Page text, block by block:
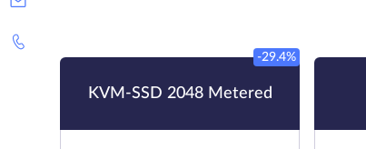
KVM-SSD 2048 Metered
-29.4%